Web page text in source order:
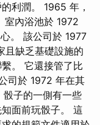
利潤。 1965 年，
室內浴池於 1972
。 該公司於 1977
且缺乏基礎設施的
。 它還接管了比
司於 1972 年在其
子的一側有一些
面前玩骰子。 這